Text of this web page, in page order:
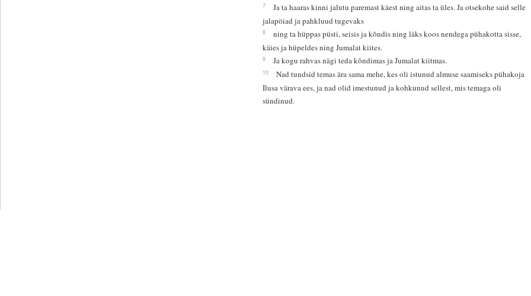
7
Ja ta haaras kinni jalutu paremast käest ning aitas ta üles. Ja otsekohe said selle
jalapöiad ja pahkluud tugevaks
8
ning ta hüppas püsti, seisis ja kõndis ning läks koos nendega pühakotta sisse,
käies ja hüpeldes ning Jumalat kiites.
9 Ja kogu rahvas nägi teda kõndimas ja Jumalat kiitmas.
10
Nad tundsid temas ära sama mehe, kes oli istunud almuse saamiseks pühakoja
Ilusa värava ees, ja nad olid imestunud ja kohkunud sellest, mis temaga oli
sündinud.